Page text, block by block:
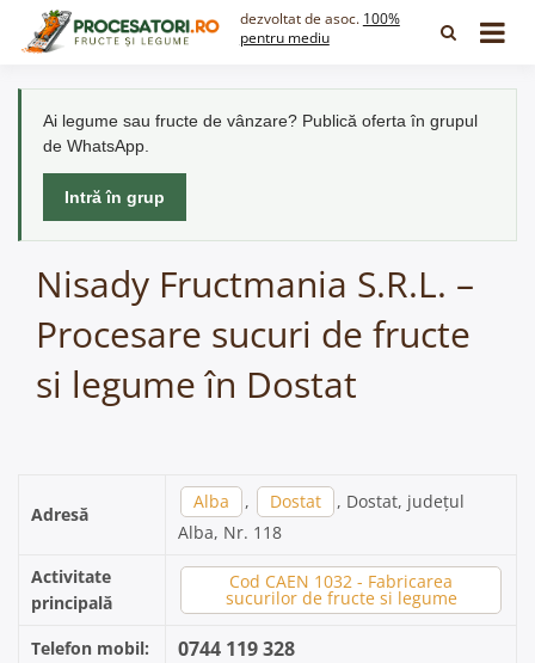
dezvoltat de asoc. 100%
pentru mediu
Ai legume sau fructe de vânzare? Publică oferta în grupul
de WhatsApp.
Intră în grup
Nisady Fructmania S.R.L. –
Procesare sucuri de fructe
si legume în Dostat
Adresă
Alba , Dostat
, Dostat, județul
Alba, Nr. 118
Activitate
principală
Cod CAEN 1032 - Fabricarea
sucurilor de fructe si legume
Telefon mobil: 0744 119 328